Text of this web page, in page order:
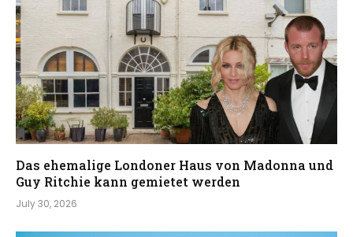
Das ehemalige Londoner Haus von Madonna und
Guy Ritchie kann gemietet werden
July 30, 2026